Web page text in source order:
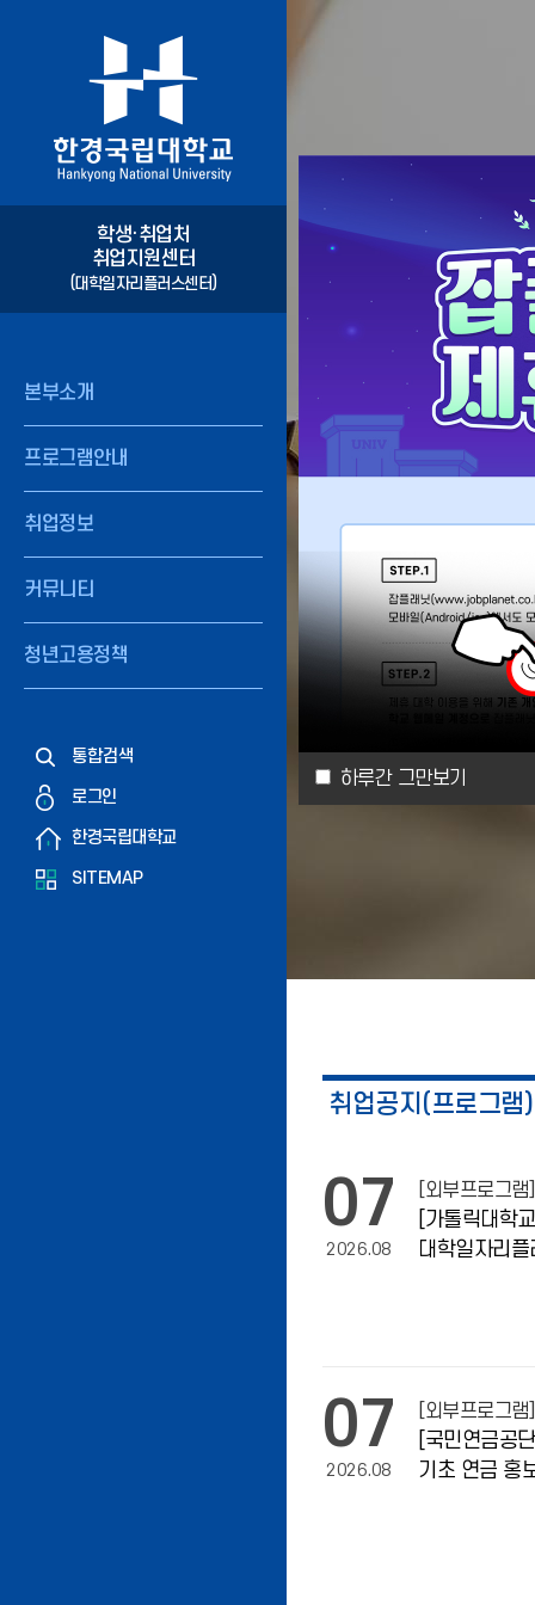
학생·취업처
취업지원센터
(대학일자리플러스센터)
본부소개
프로그램안내
취업정보
커뮤니티
청년고용정책
통합검색
로그인
한경국립대학교
SITEMAP
취업공지(프로그램)
[외부프로그램]
[가톨릭대학
대학일자리
2026.08
07
[외부프로그램]
[국민연금공
기초 연금 홍
2026.08
07
하루간 그만보기